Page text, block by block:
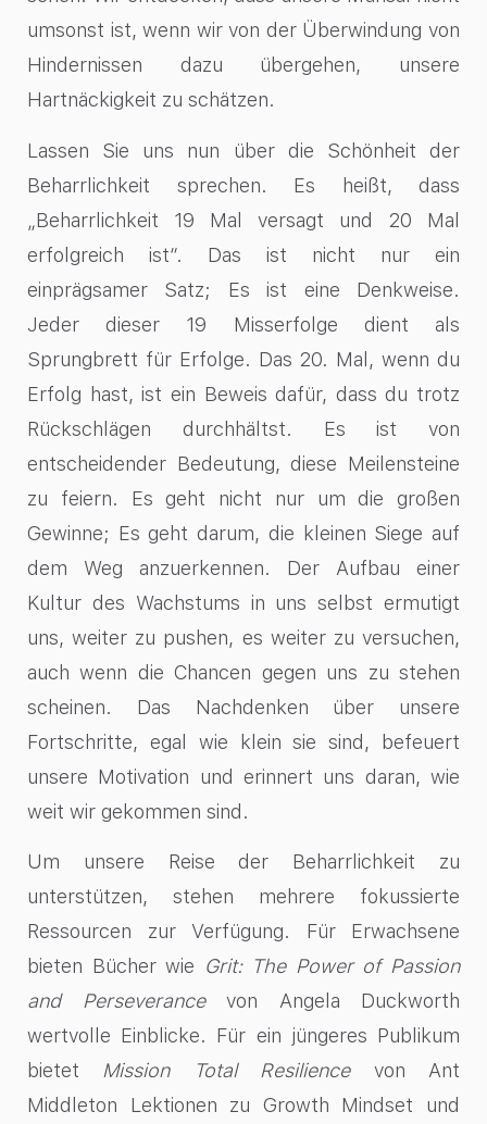
umsonst ist, wenn wir von der Überwindung von
Hindernissen dazu übergehen, unsere
Hartnäckigkeit zu schätzen.
Lassen Sie uns nun über die Schönheit der
Beharrlichkeit sprechen. Es heißt, dass
„Beharrlichkeit 19 Mal versagt und 20 Mal
erfolgreich ist“. Das ist nicht nur ein
einprägsamer Satz; Es ist eine Denkweise.
Jeder dieser 19 Misserfolge dient als
Sprungbrett für Erfolge. Das 20. Mal, wenn du
Erfolg hast, ist ein Beweis dafür, dass du trotz
Rückschlägen durchhältst. Es ist von
entscheidender Bedeutung, diese Meilensteine
zu feiern. Es geht nicht nur um die großen
Gewinne; Es geht darum, die kleinen Siege auf
dem Weg anzuerkennen. Der Aufbau einer
Kultur des Wachstums in uns selbst ermutigt
uns, weiter zu pushen, es weiter zu versuchen,
auch wenn die Chancen gegen uns zu stehen
scheinen. Das Nachdenken über unsere
Fortschritte, egal wie klein sie sind, befeuert
unsere Motivation und erinnert uns daran, wie
weit wir gekommen sind.
Um unsere Reise der Beharrlichkeit zu
unterstützen, stehen mehrere fokussierte
Ressourcen zur Verfügung. Für Erwachsene
bieten Bücher wie Grit: The Power of Passion
and Perseverancevon Angela Duckworth
wertvolle Einblicke. Für ein jüngeres Publikum
bietet Mission Total Resiliencevon Ant
Middleton Lektionen zu Growth Mindset und